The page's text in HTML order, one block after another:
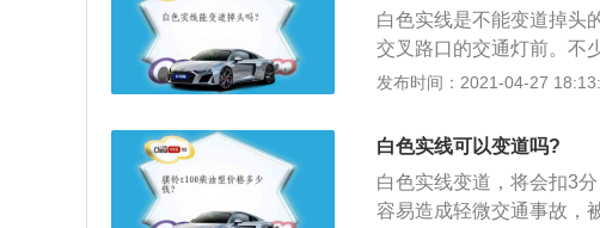
调头车辆需待左转信号灯
线一直延伸至路口或斑马
能在此调头，如果地面为
白色实线是不能变道掉头
交叉路口的交通灯前。不
2、单黄实线的作用是禁
超车的路段；3、双黄实
置实体中央分隔带的道路
发布时间：2021-04-27
白色实线可以变道吗?
白色实线变道，将会扣3
容易造成轻微交通事故，